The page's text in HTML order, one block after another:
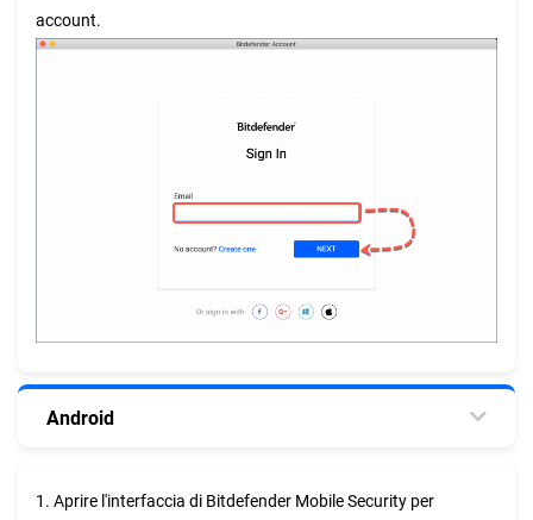
account.
Android
1. Aprire l'interfaccia di Bitdefender Mobile Security per